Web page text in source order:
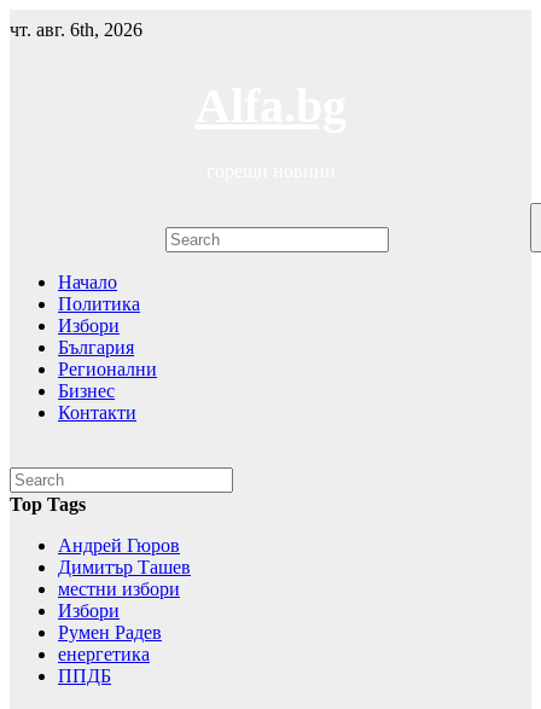
to
чт. авг. 6th, 2026
Начало
Политика
Избори
България
Регионални
Бизнес
Контакти
Top Tags
Андрей Гюров
Димитър Ташев
местни избори
Избори
Румен Радев
енергетика
ППДБ